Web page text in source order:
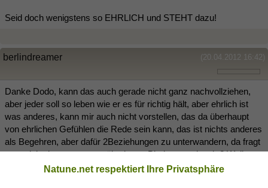
Seid doch wenigstens so EHRLICH und STEHT dazu!
(20.04.2012 16:42)
berlindreamer
Danke Dodo, kann das auch gerade nicht ganz nachvollziehen,
aber jeder soll so leben wie er es für richtig hält, aber ehrlich ist
was anderes, kann mir auch nicht vorstellen, das da überhaupt
von ehrlichen Gefühlen die Rede sein kann, das ist nichts anderes
als Begehren, aber dafür 2Beziehungen zu unterwandern, da fragt
man sich eh, warum man überhaupt Bindungen eingeht? Weil man
alleine nicht klar kommt, wer weis, scheint jedenfalls nicht mehr
Natune.net respektiert Ihre Privatsphäre